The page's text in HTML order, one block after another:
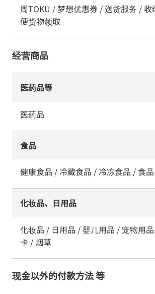
周TOKU / 梦想优惠券 / 送货服务 / 收
便货物领取
经营商品
医药品等
医药品
食品
健康食品 / 冷藏食品 / 冷冻食品 / 食
化妆品、日用品
化妆品 / 日用品 / 婴儿用品 / 宠物用
卡 / 烟草
现金以外的付款方法 等